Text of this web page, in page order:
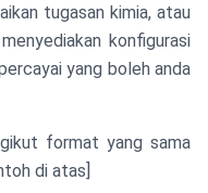
tugasan kimia, atau
konfigurasi
yang boleh anda
format yang sama
di atas]